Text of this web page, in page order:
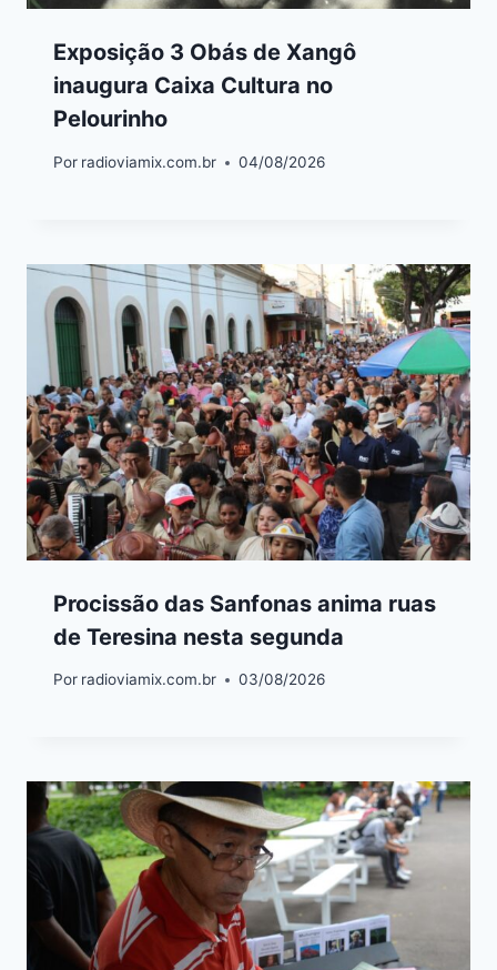
Exposição 3 Obás de Xangô
inaugura Caixa Cultura no
Pelourinho
Por radioviamix.com.br 04/08/2026
Procissão das Sanfonas anima ruas
de Teresina nesta segunda
Por radioviamix.com.br 03/08/2026